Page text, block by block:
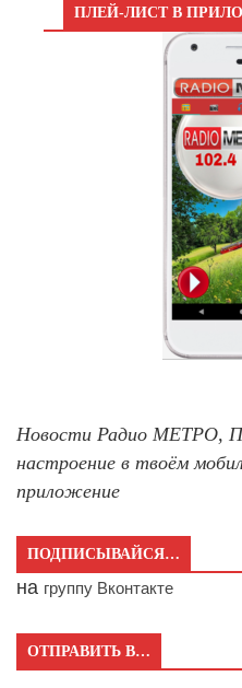
ПЛЕЙ-ЛИСТ В
Новости Радио МЕТРО,
настроение в твоём
приложение
ПОДПИСЫВАЙСЯ…
на группу Вконтакте
ОТПРАВИТЬ В…